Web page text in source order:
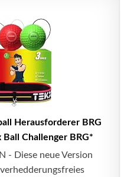
Herausforderer BRG
Ball Challenger BRG*
- Diese neue Version